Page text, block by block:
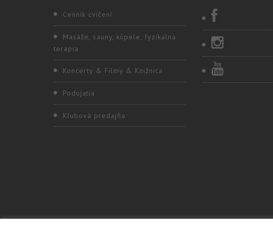
Cenník cvičení
Masáže, sauny, kúpele, fyzikálna
terapia
Koncerty & Filmy & Knižnica
Podujatia
Klubová predajňa